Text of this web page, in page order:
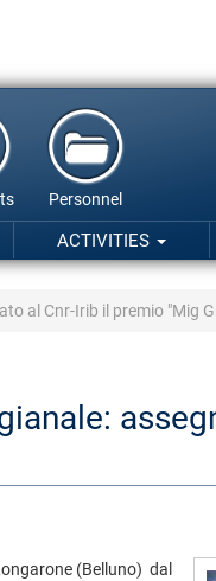
Personnel
ACTIVITIES
al Cnr-Irib il premio "Mig
(Belluno) dal